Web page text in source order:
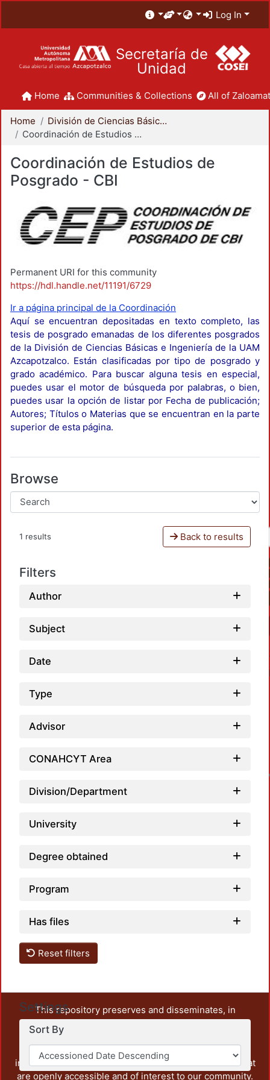
Log In
Secretaría de
Unidad
Home Communities & Collections All of
Home
División de Ciencias Básicas e Ingeniería
Coordinación de Estudios de Posgrado - CBI
Coordinación de Estudios de
Posgrado - CBI
Permanent URI for this community
https://hdl.handle.net/11191/6729
Ir a página principal de la Coordinación
Aquí se encuentran depositadas en texto completo, las
tesis de posgrado emanadas de los diferentes posgrados
de la División de Ciencias Básicas e Ingeniería de la UAM
Azcapotzalco. Están clasificadas por tipo de posgrado y
grado académico. Para buscar alguna tesis en especial,
puedes usar el motor de búsqueda por palabras, o bien,
puedes usar la opción de listar por Fecha de publicación;
Autores; Títulos o Materias que se encuentran en la parte
superior de esta página.
Browse
1 results Back to results
Filters
Author
Subject
Date
Type
Advisor
CONAHCYT Area
Division/Department
University
Degree obtained
Program
Has files
Reset filters
Settings
Sort By
This repository preserves and disseminates, in
unrestricted open access, the teaching and research
output of UAM Azcapotzalco. It also includes some
administrative and graphic documents from the
institution, as well as content from other institutions that
are openly accessible and of interest to our community.